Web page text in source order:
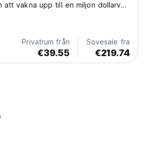
att vakna upp till en miljon dollarvy
Segond Channel,
Privatrum från
€39.55
Sovesale fra
€219.74